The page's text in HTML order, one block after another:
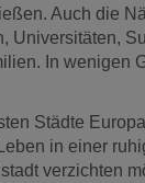
Auch die
Universitäten,
In wenigen
Städte
in einer
verzichten